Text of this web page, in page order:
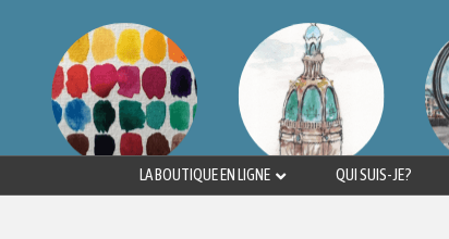
LA BOUTIQUE EN LIGNE QUI SUIS-JE?